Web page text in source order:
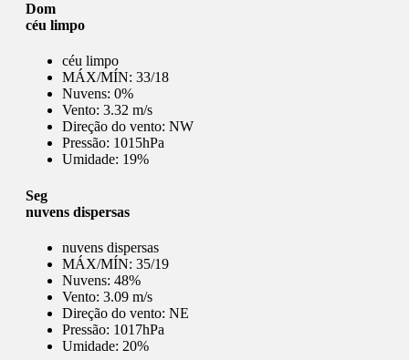
Dom
céu limpo
céu limpo
MÁX/MÍN: 33/18
Nuvens: 0%
Vento: 3.32 m/s
Direção do vento: NW
Pressão: 1015hPa
Umidade: 19%
Seg
nuvens dispersas
nuvens dispersas
MÁX/MÍN: 35/19
Nuvens: 48%
Vento: 3.09 m/s
Direção do vento: NE
Pressão: 1017hPa
Umidade: 20%